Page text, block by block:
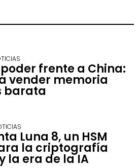
frente a China:
vender memoria
barata
Luna 8, un HSM
la criptografía
la era de la IA